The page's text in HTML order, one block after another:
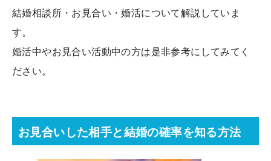
結婚相談所・お見合い・婚活について解説していま
す。
婚活中やお見合い活動中の方は是非参考にしてみてく
ださい。
お見合いした相手と結婚の確率を知る方法